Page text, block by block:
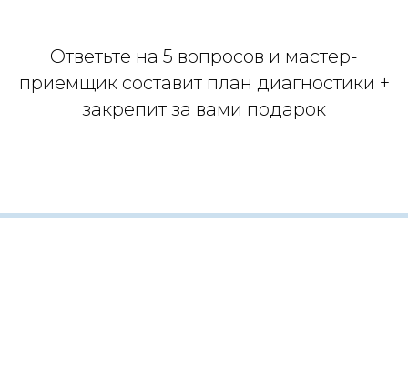
Ответьте на 5 вопросов и мастер-
приемщик составит план диагностики +
закрепит за вами подарок